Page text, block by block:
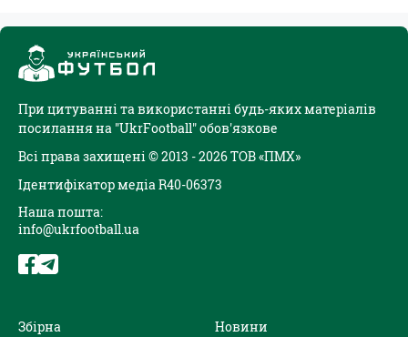
При цитуванні та використанні будь-яких матеріалів
посилання на "UkrFootball" обов'язкове
Всі права захищені © 2013 - 2026 ТОВ «ПМХ»
Ідентифікатор медіа R40-06373
Наша пошта:
info@ukrfootball.ua
Збірна
Новини